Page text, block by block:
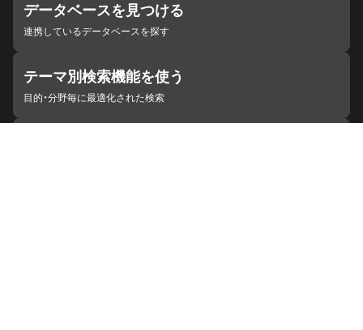
データベースを見つける
連携しているデータベースを探す
テーマ別検索機能を使う
目的・分野毎に最適化された検索